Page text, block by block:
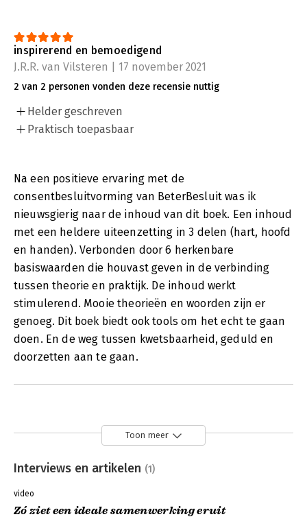
inspirerend en bemoedigend
J.R.R. van Vilsteren | 17 november 2021
2 van 2 personen vonden deze recensie nuttig
Helder geschreven
Praktisch toepasbaar
Na een positieve ervaring met de
consentbesluitvorming van BeterBesluit was ik
nieuwsgierig naar de inhoud van dit boek. Een inhoud
met een heldere uiteenzetting in 3 delen (hart, hoofd
en handen). Verbonden door 6 herkenbare
basiswaarden die houvast geven in de verbinding
tussen theorie en praktijk. De inhoud werkt
stimulerend. Mooie theorieën en woorden zijn er
genoeg. Dit boek biedt ook tools om het echt te gaan
doen. En de weg tussen kwetsbaarheid, geduld en
doorzetten aan te gaan.
Toon meer
Interviews en artikelen (1)
video
Zó ziet een ideale samenwerking eruit